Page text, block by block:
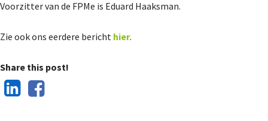
Voorzitter van de FPMe is Eduard Haaksman.
Zie ook ons eerdere bericht hier.
Share this post!